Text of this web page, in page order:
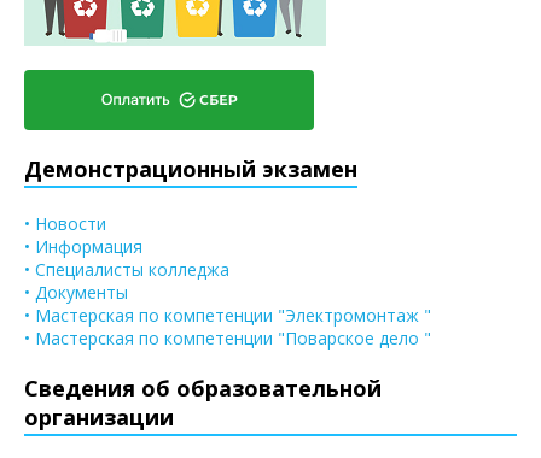
Демонстрационный экзамен
• Новости
• Информация
• Специалисты колледжа
• Документы
• Мастерская по компетенции "Электромонтаж "
• Мастерская по компетенции "Поварское дело "
Сведения об образовательной
организации